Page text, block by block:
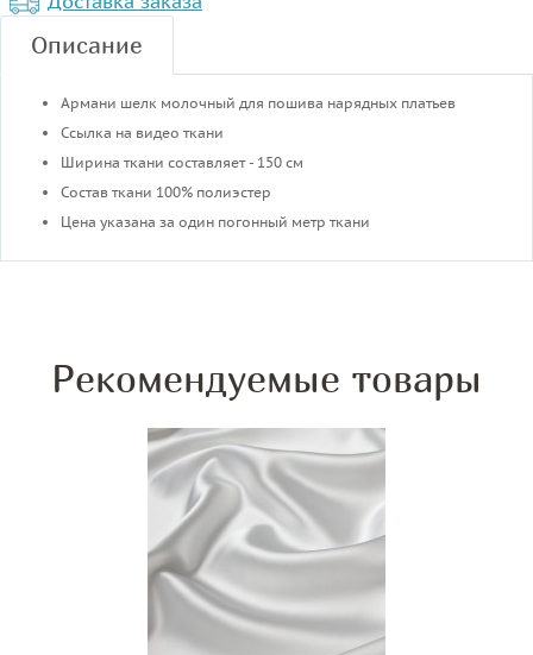
Описание
Армани шелк молочный для пошива нарядных платьев
Ссылка на видео ткани
Ширина ткани составляет - 150 см
Состав ткани 100% полиэстер
Цена указана за один погонный метр ткани
Рекомендуемые товары